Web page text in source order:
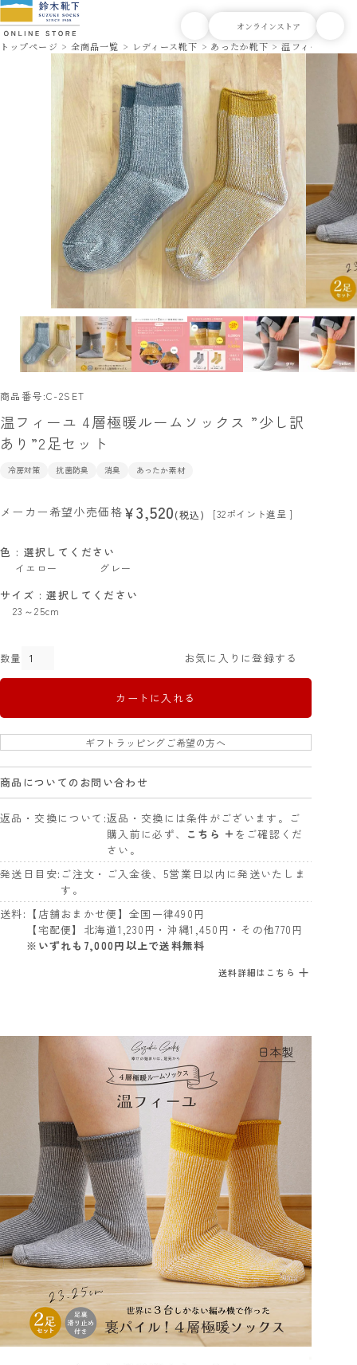
トップページ 全商品一覧 レディース靴下 あったか靴下 温フィーユ 4層
商品番号 C-2SET
温フィーユ 4層極暖ルームソックス ”少し訳
あり”2足セット
冷房対策 抗菌防臭 消臭 あったか素材
メーカー希望小売価格 ¥3,520 税込 [32ポイント進呈 ]
サイズ 選択してください
23～25cm
色 選択してください
イエロー グレー
お気に入りに登録する
カートに入れる
ギフトラッピングご希望の方へ
商品についてのお問い合わせ
返品・交換について 返品・交換には条件がございます。ご
購入前に必ず、 こちら + をご確認くだ
さい。
発送日目安 ご注文・ご入金後、5営業日以内に発送いたしま
す。
送料
【店舗おまかせ便】全国一律490円
【宅配便】北海道1,230円・沖縄1,450円・その他770円
※いずれも7,000円以上で送料無料
送料詳細はこちら